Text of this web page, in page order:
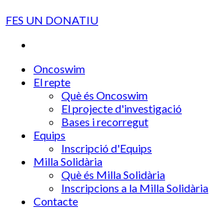
FES UN DONATIU
Oncoswim
El repte
Què és Oncoswim
El projecte d'investigació
Bases i recorregut
Equips
Inscripció d'Equips
Milla Solidària
Què és Milla Solidària
Inscripcions a la Milla Solidària
Contacte